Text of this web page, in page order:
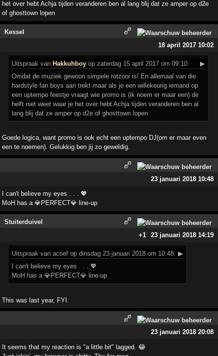
het over hebt Achja tijden veranderen ben al lang blij dat ze amper op d2e
of ghosttown lopen
Kessel
18 april 2017 10:02
Uitspraak vanHakkuhboy op zaterdag 15 april 2017 om 09:10:
▶
Omdat de muziek gewoon simpele rotzooi is! En allemaal van die
hardstyle fan boys aan trekt maar als je een willekeurig iemand op
een uptempo feestje vraagt wie promo is (ik noem er maar een) de
helft niet weet waar je het over hebt Achja tijden veranderen ben al
lang blij dat ze amper op d2e of ghosttown lopen
Goede logica, want promo is ook echt een uptempo DJ(om er maar even
een te noemen). Gelukkig ben jij zo geweldig.
23 januari 2018 10:48
I can't believe my eyes . . . 💖
MoH has a 💎PERFECT💎 line-up
Stuiterduivel
+1
23 januari 2018 14:19
Uitspraak van actief op dinsdag 23 januari 2018 om 10:48: ▶
I can't believe my eyes . . . 💖
MoH has a 💎PERFECT💎 line-up
This was last year, FYI.
23 januari 2018 20:08
It seems that my reaction is "a little bit" lagged. 😂